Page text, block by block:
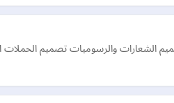
الشعارات والرسوميات تصميم الحملات